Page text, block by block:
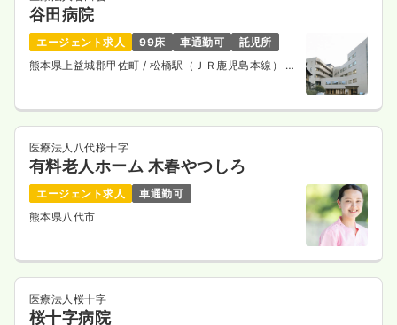
谷田病院
エージェント求人 99床 車通勤可
託児所
熊本県上益城郡甲佐町 / 松橋駅（ＪＲ鹿児島本線） 車
医療法人八代桜十字
有料老人ホーム 木春やつしろ
エージェント求人
車通勤可
熊本県八代市
医療法人桜十字
桜十字病院